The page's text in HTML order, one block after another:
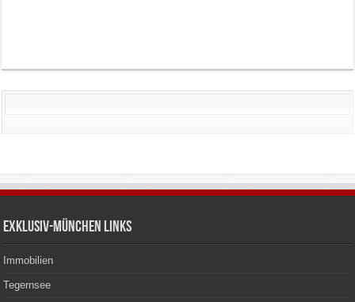
Exklusiv-München Links
Immobilien
Tegernsee